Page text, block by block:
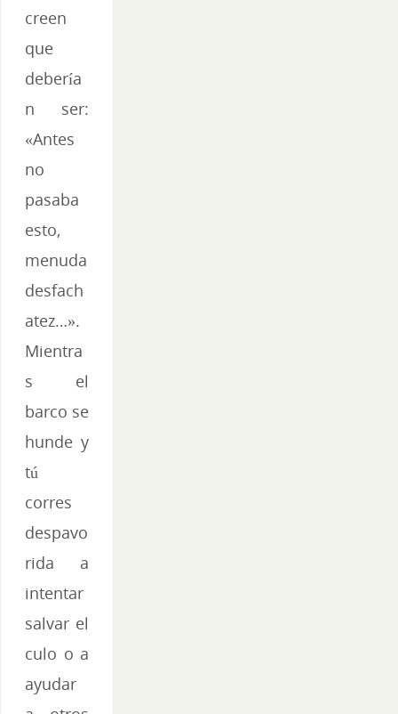
creen
que
debería
n ser:
«Antes
no
pasaba
esto,
menuda
desfach
atez…».
Mientra
s el
barco se
hunde y
tú
corres
despavo
rida a
intentar
salvar el
culo o a
ayudar